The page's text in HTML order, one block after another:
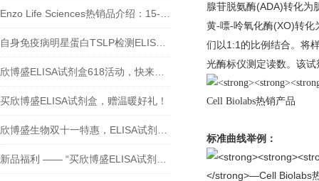
买欣博盛ELISA试剂盒，赠温暖好礼！
腺苷脱氨酶(ADA)转化为
黄-嘌-呤氧化酶(XO)转化
们以1:1 的比例结合。将
光酶标仪测定读数。该
标准曲线举例：